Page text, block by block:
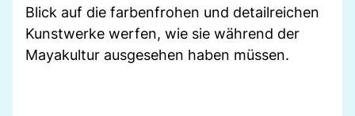
Blick auf die farbenfrohen und detailreichen
Kunstwerke werfen, wie sie während der
Mayakultur ausgesehen haben müssen.